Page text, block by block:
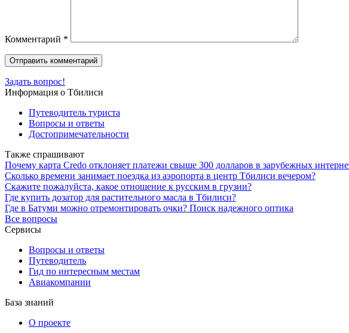
Комментарий *
Задать вопрос!
Информация о Тбилиси
Путеводитель туриста
Вопросы и ответы
Достопримечательности
Также спрашивают
Почему карта Credo отклоняет платежи свыше 300 долларов в зарубежных
Сколько времени занимает поездка из аэропорта в центр Тбилиси вечером?
Скажите пожалуйста, какое отношение к русским в грузии?
Где купить дозатор для растительного масла в Тбилиси?
Где в Батуми можно отремонтировать очки? Поиск надежного оптика
Все вопросы
Сервисы
Вопросы и ответы
Путеводитель
Гид по интересным местам
Авиакомпании
База знаний
О проекте